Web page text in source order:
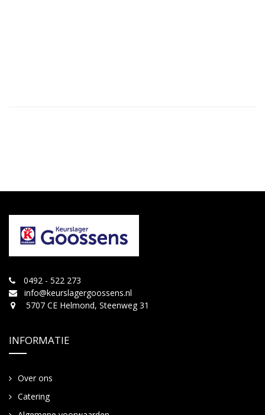
0492 - 522 273
info@keurslagergoossens.nl
5707 CE Helmond, Steenweg 31
INFORMATIE
Over ons
Catering